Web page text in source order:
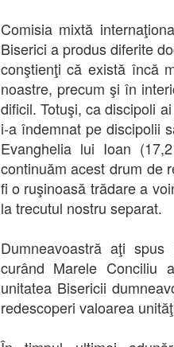
Comisia mixtă
Biserici a produs diferite
conştienţi că există încă
noastre, precum şi în
dificil. Totuşi, ca discipoli
i-a îndemnat pe discipolii
Evanghelia lui Ioan
continuăm acest drum de
fi o ruşinoasă trădare a
la trecutul nostru separat.
Dumneavoastră aţi
curând Marele Conciliu
unitatea Bisericii
redescoperi valoarea